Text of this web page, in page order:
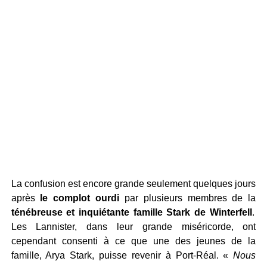
La confusion est encore grande seulement quelques jours
aprèsle complot ourdi par plusieurs membres de la
ténébreuse et inquiétante famille Stark de Winterfell .
Les Lannister, dans leur grande miséricorde, ont
cependant consenti à ce que une des jeunes de la
famille, Arya Stark, puisse revenir à Port-Réal. « Nous